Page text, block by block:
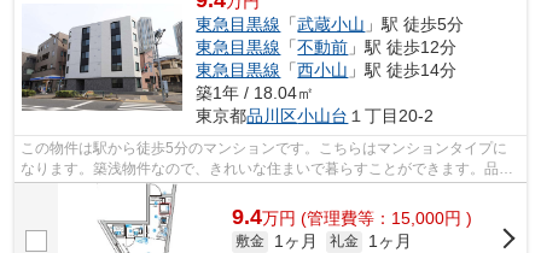
東急目黒線 「武蔵小山 」駅 徒歩5分
東急目黒線 「不動前 」駅 徒歩12分
東急目黒線 「西小山 」駅 徒歩14分
築1年 / 18.04㎡
東京都品川区小山台 １丁目20-2
この物件は駅から徒歩5分のマンションです。こちらはマンションタイプに
なります。築浅物件なので、きれいな住まいで暮らすことができます。品川
区エリアや武蔵小山付近での住まい選び...
9.4万円 (管理費等：15,000円 )
敷金 1ヶ月 礼金
1ヶ月